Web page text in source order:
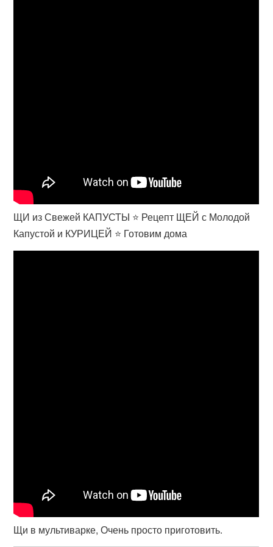
ЩИ из Свежей КАПУСТЫ ⭐ Рецепт ЩЕЙ с Молодой
Капустой и КУРИЦЕЙ ⭐ Готовим дома
Щи в мультиварке, Очень просто приготовить.